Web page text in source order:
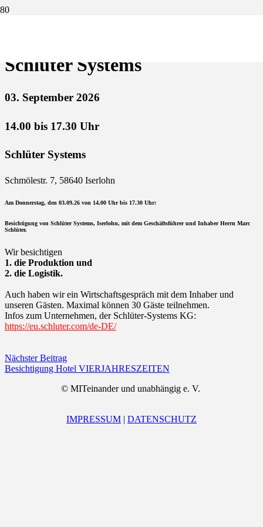
Schlüter Systems
03. September 2026
14.00 bis 17.30 Uhr
Schlüter Systems
Schmölestr. 7, 58640 Iserlohn
Am Donnerstag, den 03.09.26 von 14.00 Uhr bis 17.30 Uhr:
Besichtigung von Schlüter Systems, Iserlohn, mit dem Geschäftsführer und Inhaber Herrn Marc
Schlüter.
Wir besichtigen
1. die Produktion und
2. die Logistik.
Auch haben wir ein Wirtschaftsgespräch mit dem Inhaber und
unseren Gästen. Maximal können 30 Gäste teilnehmen.
Infos zum Unternehmen, der Schlüter-Systems KG:
https://eu.schluter.com/de-DE/
Nächster Beitrag
Besichtigung Hotel VIERJAHRESZEITEN
© MITeinander und unabhängig e. V.
IMPRESSUM | DATENSCHUTZ